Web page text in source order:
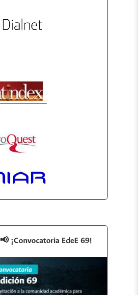
¡Convocatoria EdeE 69!